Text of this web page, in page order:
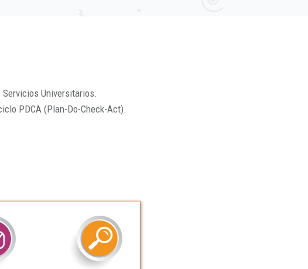
Universitarios.
PDCA (Plan-Do-Check-Act).